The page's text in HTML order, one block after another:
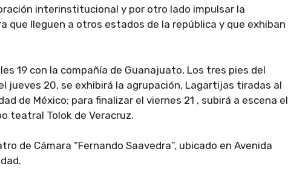
interinstitucional y por otro lado impulsar la
que lleguen a otros estados de la república y que exhiban
19 con la compañía de Guanajuato, Los tres pies del
jueves 20, se exhibirá la agrupación, Lagartijas tiradas al
de México; para finalizar el viernes 21 , subirá a escena el
teatral Tolok de Veracruz.
de Cámara “Fernando Saavedra”, ubicado en Avenida